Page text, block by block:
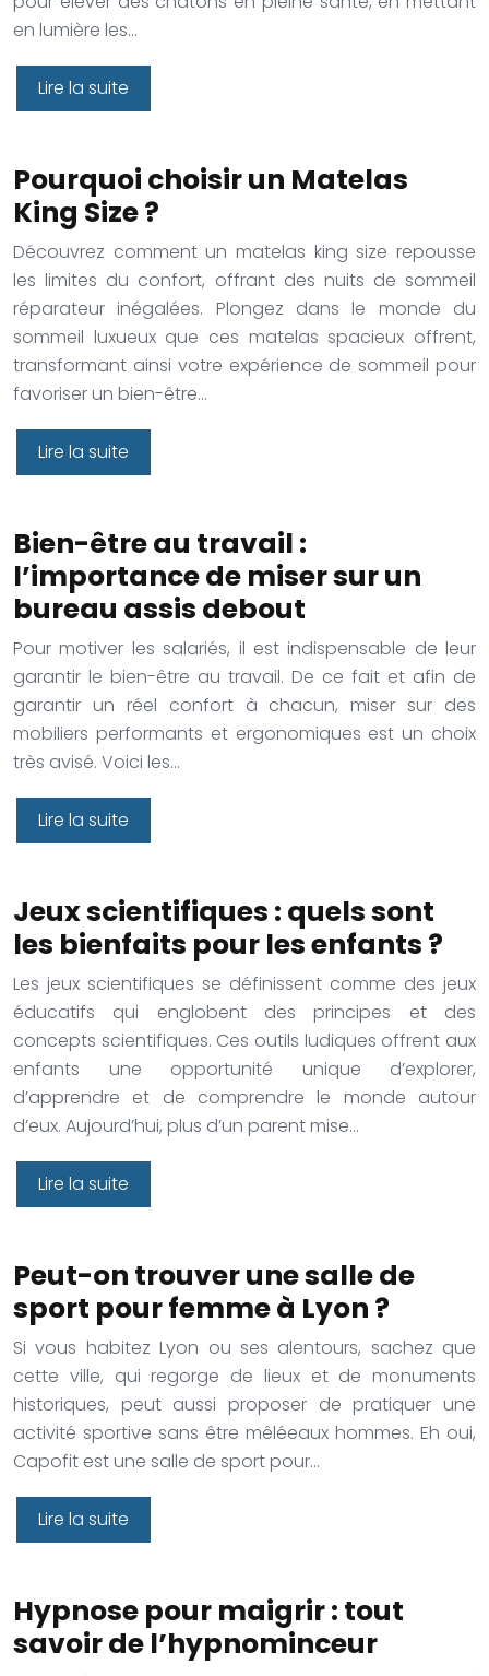
en lumière les…
Lire la suite
Pourquoi choisir un Matelas
King Size ?
Découvrez comment un matelas king size repousse
les limites du confort, offrant des nuits de sommeil
réparateur inégalées. Plongez dans le monde du
sommeil luxueux que ces matelas spacieux offrent,
transformant ainsi votre expérience de sommeil pour
favoriser un bien-être…
Lire la suite
Bien-être au travail :
l’importance de miser sur un
bureau assis debout
Pour motiver les salariés, il est indispensable de leur
garantir le bien-être au travail. De ce fait et afin de
garantir un réel confort à chacun, miser sur des
mobiliers performants et ergonomiques est un choix
très avisé. Voici les…
Lire la suite
Jeux scientifiques : quels sont
les bienfaits pour les enfants ?
Les jeux scientifiques se définissent comme des jeux
éducatifs qui englobent des principes et des
concepts scientifiques. Ces outils ludiques offrent aux
enfants une opportunité unique d’explorer,
d’apprendre et de comprendre le monde autour
d’eux. Aujourd’hui, plus d’un parent mise…
Lire la suite
Peut-on trouver une salle de
sport pour femme à Lyon ?
Si vous habitez Lyon ou ses alentours, sachez que
cette ville, qui regorge de lieux et de monuments
historiques, peut aussi proposer de pratiquer une
activité sportive sans être mêléeaux hommes. Eh oui,
Capofit est une salle de sport pour…
Lire la suite
Hypnose pour maigrir : tout
savoir de l’hypnominceur